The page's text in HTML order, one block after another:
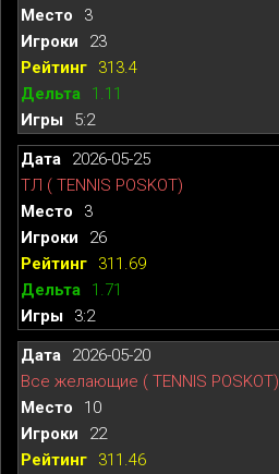
3
23
313.4
1.11
5:2
2026-05-25
ТЛ ( TENNIS POSKOT)
3
26
311.69
1.71
3:2
2026-05-20
Все желающие ( TENNIS POSKOT)
10
22
311.46